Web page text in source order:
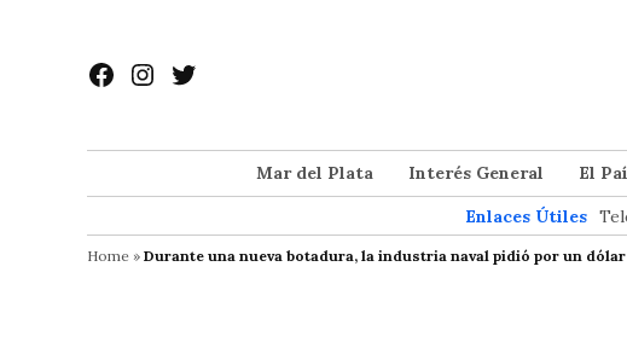
contenido
Facebook
Instagram
Twitter
Mar del Plata Interés General El
Enlaces Útiles
Home » Durante una nueva botadura, la industria naval pidió por un